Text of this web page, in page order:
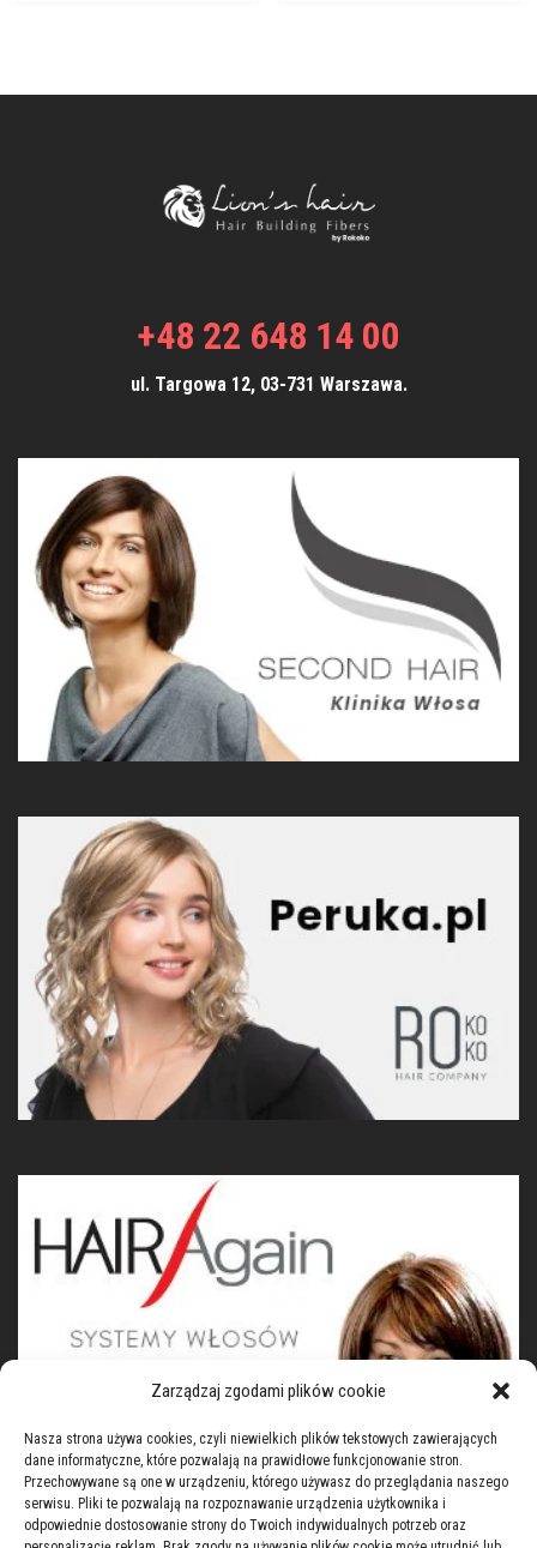
Zarządzaj zgodami plików cookie
Nasza strona używa cookies, czyli niewielkich plików tekstowych zawierających
dane informatyczne, które pozwalają na prawidłowe funkcjonowanie stron.
Przechowywane są one w urządzeniu, którego używasz do przeglądania naszego
serwisu. Pliki te pozwalają na rozpoznawanie urządzenia użytkownika i
odpowiednie dostosowanie strony do Twoich indywidualnych potrzeb oraz
+48 22 648 14 00
ul. Targowa 12, 03-731 Warszawa.